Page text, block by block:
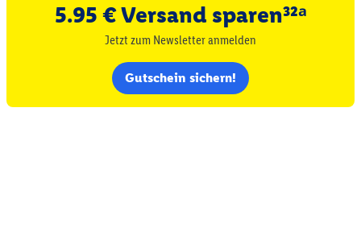
5.95 € Versand sparen³²ᵃ
Jetzt zum Newsletter anmelden
Gutschein sichern!